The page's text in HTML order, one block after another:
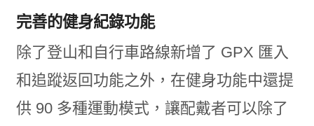
完善的健身紀錄功能
除了登山和自行車路線新增了 GPX 匯入
和追蹤返回功能之外，在健身功能中還提
供 90 多種運動模式，讓配戴者可以除了